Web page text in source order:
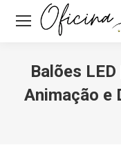
Balões
Animação e